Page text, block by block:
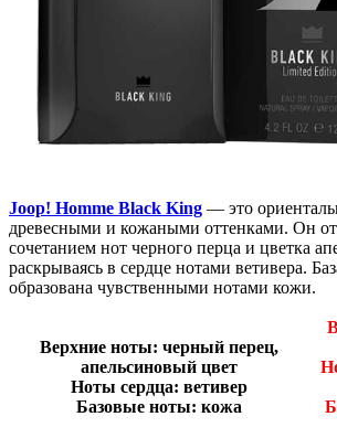
Joop! Homme Black King — это
древесными и кожаными оттенками. Он
сочетанием нот черного перца и цветка
раскрываясь в сердце нотами ветивера.
образована чувственными нотами кожи.
Верхние ноты: черный перец,
апельсиновый цвет
Ноты сердца: ветивер
Базовые ноты: кожа